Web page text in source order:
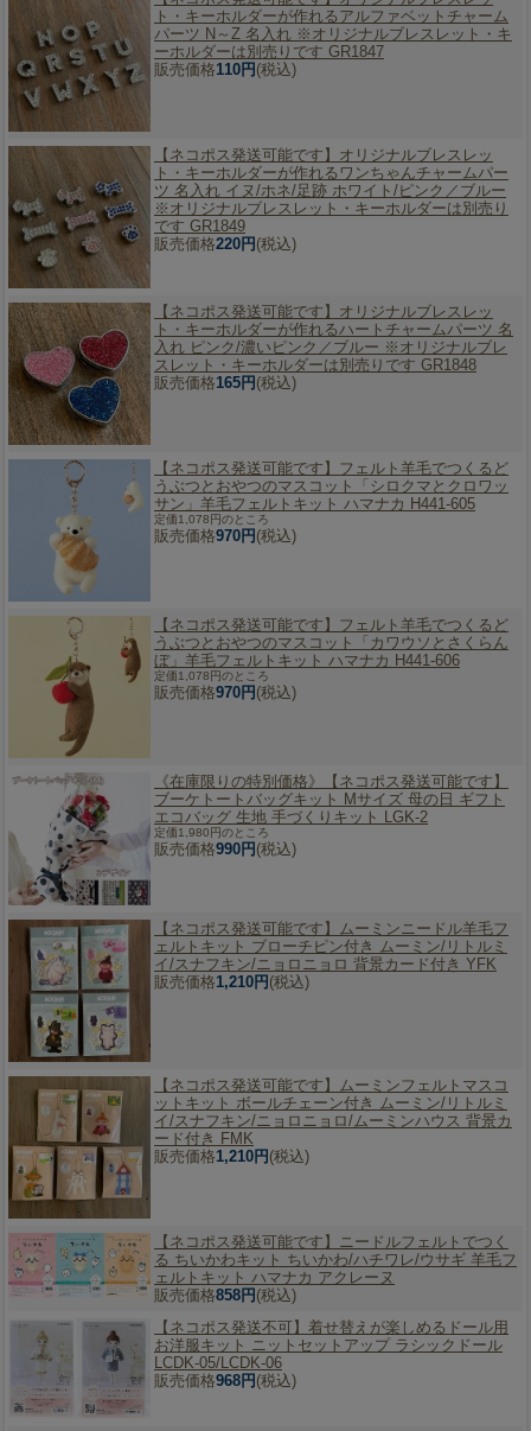
ト・キーホルダーが作れるアルファベットチャーム
パーツ N～Z 名入れ ※オリジナルブレスレット・キ
ーホルダーは別売りです GR1847
販売価格110円 (税込)
【ネコポス発送可能です】 オリジナルブレスレッ
ト・キーホルダーが作れるワンちゃんチャームパー
ツ 名入れ イヌ/ホネ/足跡 ホワイト/ピンク／ブルー
※オリジナルブレスレット・キーホルダーは別売り
です GR1849
販売価格220円 (税込)
【ネコポス発送可能です】 オリジナルブレスレッ
ト・キーホルダーが作れるハートチャームパーツ 名
入れ ピンク/濃いピンク／ブルー ※オリジナルブレ
スレット・キーホルダーは別売りです GR1848
販売価格165円 (税込)
【ネコポス発送可能です】 フェルト羊毛でつくるど
うぶつとおやつのマスコット「シロクマとクロワッ
サン」羊毛フェルトキット ハマナカ H441-605
定価1,078円のところ
販売価格970円 (税込)
【ネコポス発送可能です】 フェルト羊毛でつくるど
うぶつとおやつのマスコット「カワウソとさくらん
ぼ」羊毛フェルトキット ハマナカ H441-606
定価1,078円のところ
販売価格970円 (税込)
《在庫限りの特別価格》【ネコポス発送可能です】
ブーケトートバッグキット Mサイズ 母の日 ギフト
エコバッグ 生地 手づくりキット LGK-2
定価1,980円のところ
販売価格990円 (税込)
【ネコポス発送可能です】
ムーミンニードル羊毛フ
ェルトキット ブローチピン付き ムーミン/リトルミ
イ/スナフキン/ニョロニョロ 背景カード付き YFK
販売価格1,210円 (税込)
【ネコポス発送可能です】
ムーミンフェルトマスコ
ットキット ボールチェーン付き ムーミン/リトルミ
イ/スナフキン/ニョロニョロ/ムーミンハウス 背景カ
ード付き FMK
販売価格1,210円 (税込)
【ネコポス発送可能です】
ニードルフェルトでつく
る ちいかわキット ちいかわ/ハチワレ/ウサギ 羊毛フ
ェルトキット ハマナカ アクレーヌ
販売価格858円 (税込)
【ネコポス発送不可】 着せ替えが楽しめるドール用
お洋服キット ニットセットアップ ラシックドール
LCDK-05/LCDK-06
販売価格968円 (税込)